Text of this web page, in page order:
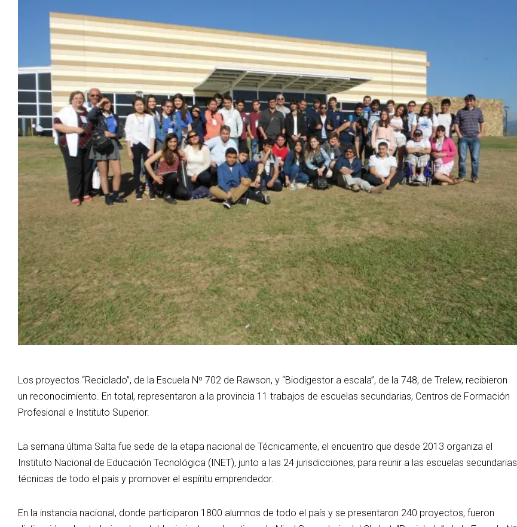
Los proyectos “Reciclado”, de la Escuela Nº 702 de Rawson, y “Biodigestor a escala”, de la 748, de Trelew, recibieron
un reconocimiento. En total, representaron a la provincia 11 trabajos de escuelas secundarias, Centros de Formación
Profesional e Instituto Superior.
La semana última Salta fue sede de la etapa nacional de Técnicamente, el encuentro que desde 2013 organiza el
Instituto Nacional de Educación Tecnológica (INET), junto a las 24 jurisdicciones, para reunir a las escuelas secundarias
técnicas de todo el país y promover el espíritu emprendedor.
En la instancia nacional, donde participaron 1800 alumnos de todo el país y se presentaron 240 proyectos, fueron